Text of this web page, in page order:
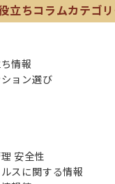
立ちコラムカテゴ
情報
ョン選び
安全性
スに関する情報